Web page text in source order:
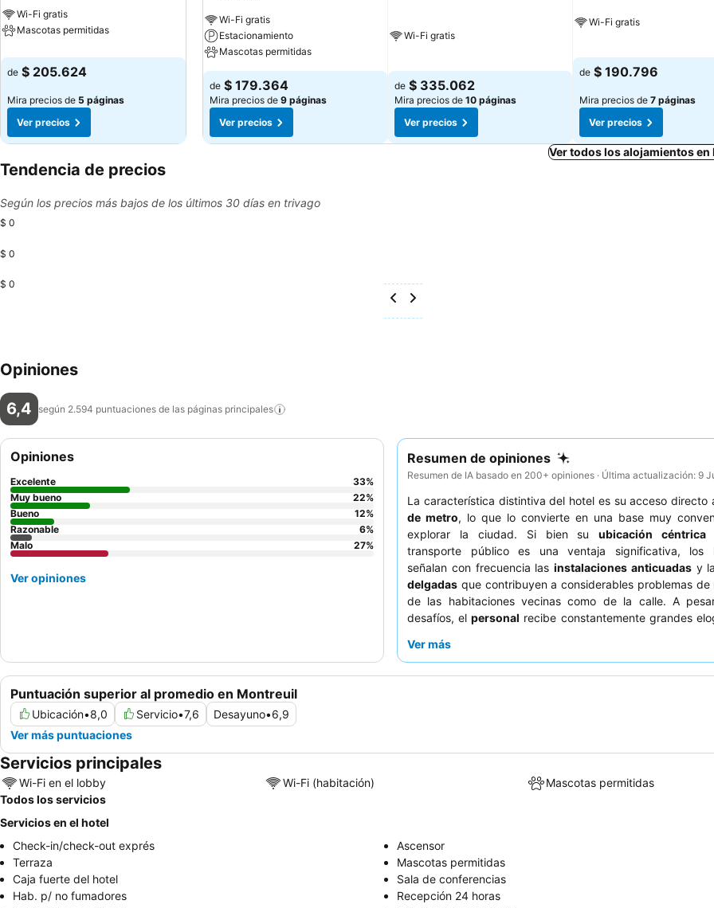
Wi-Fi gratis
Mascotas permitidas
de $ 205.624
Mira precios de 5 páginas
Ver precios
Wi-Fi gratis
Estacionamiento
Mascotas permitidas
de $ 179.364
Mira precios de 9 páginas
Ver precios
Wi-Fi gratis
de $ 335.062
Mira precios de 10 páginas
Ver precios
Wi-Fi gratis
de $ 190.796
Mira precios de 7 páginas
Ver precios
Ver todos los alojamientos
Tendencia de precios
Según los precios más bajos de los últimos 30 días en trivago
$ 0
$ 0
$ 0
Opiniones
6,4 según 2.594 puntuaciones de las páginas principales
Resumen de opiniones
Resumen de IA basado en 200+ opiniones · Última actualización: 9
La característica distintiva del hotel es su acceso directo
de metro, lo que lo convierte en una base muy
explorar la ciudad. Si bien suubicación céntrica
transporte público es una ventaja significativa, los
señalan con frecuencia las instalaciones anticuadasy
delgadas que contribuyen a considerables problemas de
de las habitaciones vecinas como de la calle. A
desafíos, elpersonal recibe constantemente grandes
ambiente acogedor que muchos aprecian. Este
restaurantes locales cercanos para disfrutar de
Ver más
Puntuación superior al promedio en Montreuil
Ubicación•8,0 Servicio•7,6 Desayuno•6,9
Ver más puntuaciones
Opiniones
Excelente 33%
Muy bueno
22%
Bueno
12%
Razonable
6%
Malo
27%
Ver opiniones
Servicios principales
Wi-Fi en el lobby Wi-Fi (habitación)
Mascotas permitidas
Todos los servicios
Servicios en el hotel
Check-in/check-out exprés
Ascensor
Terraza
Mascotas permitidas
Caja fuerte del hotel
Sala de conferencias
Hab. p/ no fumadores
Recepción 24 horas